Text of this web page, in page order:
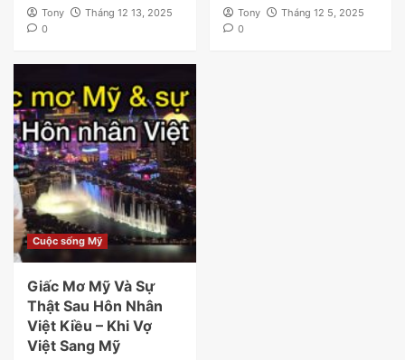
Tony
Tháng 12 13, 2025
0
Tony
Tháng 12 5, 2025
0
Cuộc sống Mỹ
Giấc Mơ Mỹ Và Sự
Thật Sau Hôn Nhân
Việt Kiều – Khi Vợ
Việt Sang Mỹ